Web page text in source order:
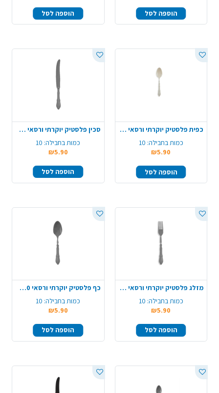
הוספה לסל הוספה לסל
כפית פלסטיק יוקרתי ורסאי 10 יח' - קרם
כמות בחבילה: 10
₪5.90
הוספה לסל
סכין פלסטיק יוקרתי ורסאי 10 יח' - אפור
כמות בחבילה: 10
₪5.90
הוספה לסל
מזלג פלסטיק יוקרתי ורסאי 10 יח' - אפור
כמות בחבילה: 10
₪5.90
הוספה לסל
כף פלסטיק יוקרתי ורסאי 10 יח' - אפור
כמות בחבילה: 10
₪5.90
הוספה לסל